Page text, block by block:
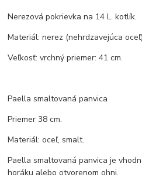
Nerezová pokrievka na 14 L. kotlík.
Materiál: nerez (nehrdzavejúca
Veľkosť: vrchný priemer: 41 cm.
Paella smaltovaná panvica
Priemer 38 cm.
Materiál: oceľ, smalt.
Paella smaltovaná panvica je
horáku alebo otvorenom ohni.